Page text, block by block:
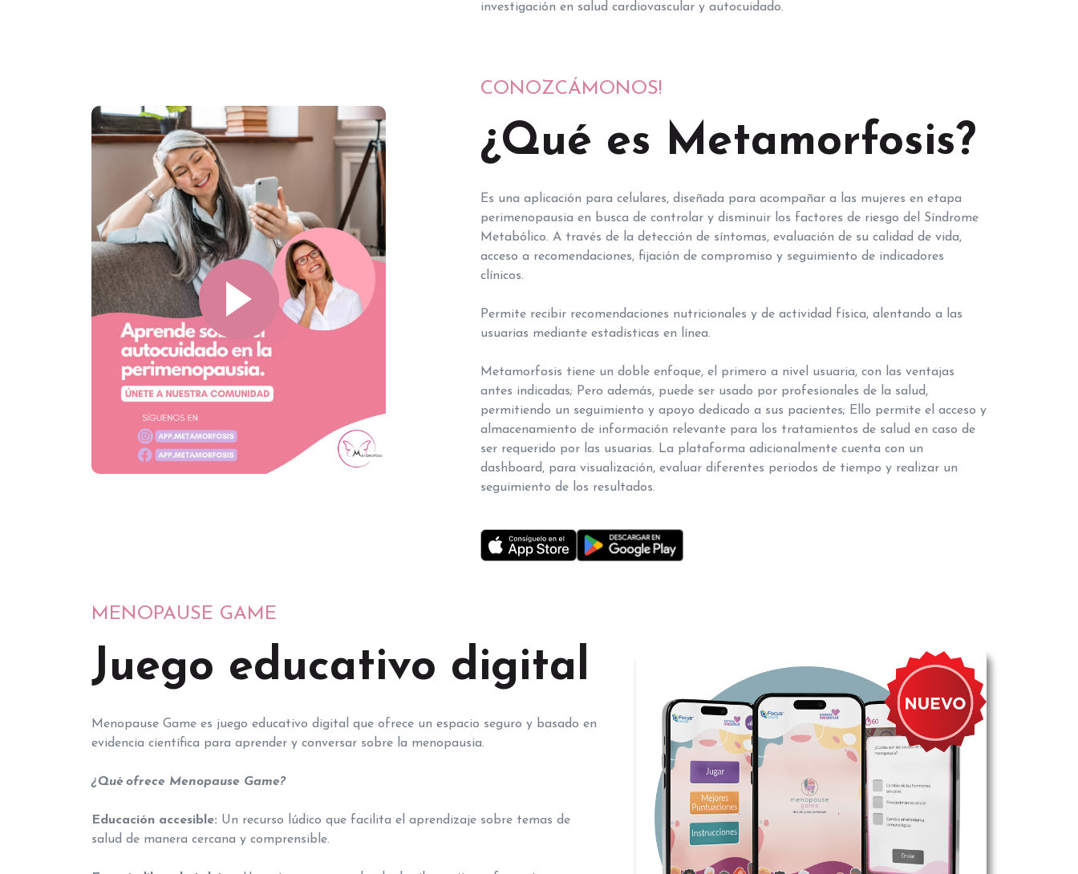
investigación en salud cardiovascular y autocuidado.
CONOZCÁMONOS!
¿Qué es Metamorfosis?
Es una aplicación para celulares, diseñada para acompañar a las mujeres en etapa
perimenopausia en busca de controlar y disminuir los factores de riesgo del Síndrome
Metabólico. A través de la detección de síntomas, evaluación de su calidad de vida,
acceso a recomendaciones, fijación de compromiso y seguimiento de indicadores
clínicos.
Permite recibir recomendaciones nutricionales y de actividad física, alentando a las
usuarias mediante estadísticas en línea.
Metamorfosis tiene un doble enfoque, el primero a nivel usuaria, con las ventajas
antes indicadas; Pero además, puede ser usado por profesionales de la salud,
permitiendo un seguimiento y apoyo dedicado a sus pacientes; Ello permite el acceso y
almacenamiento de información relevante para los tratamientos de salud en caso de
ser requerido por las usuarias. La plataforma adicionalmente cuenta con un
dashboard, para visualización, evaluar diferentes periodos de tiempo y realizar un
seguimiento de los resultados.
MENOPAUSE GAME
Juego educativo digital
Menopause Game es juego educativo digital que ofrece un espacio seguro y basado en
evidencia científica para aprender y conversar sobre la menopausia.
¿Qué ofrece Menopause Game?
Educación accesible: Un recurso lúdico que facilita el aprendizaje sobre temas de
salud de manera cercana y comprensible.